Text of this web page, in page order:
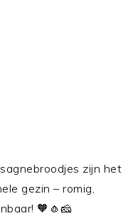
zijn het
gezin – romig,
🧡🧄🧀